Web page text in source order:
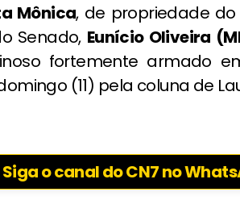
Mônica, de propriedade
Senado, Eunício Oliveira
fortemente armado
(11) pela coluna de
Siga o canal do CN7 no